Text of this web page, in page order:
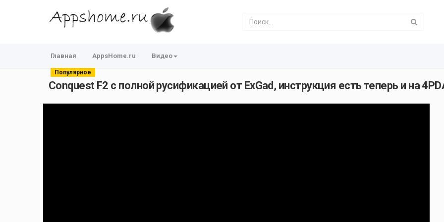
Главная AppsHome.ru Видео
Популярное
Conquest F2 с полной русификацией от ExGad, инструкция есть теперь и на